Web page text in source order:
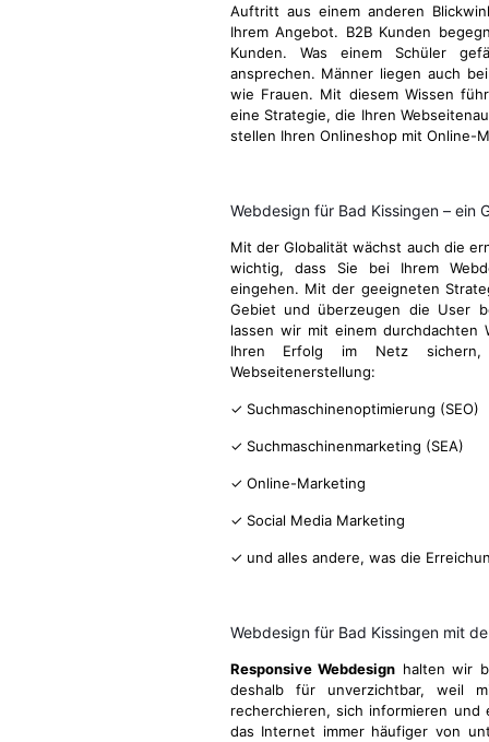
Auftritt aus einem anderen
Ihrem Angebot. B2B Kunden
Kunden. Was einem Schüler
ansprechen. Männer liegen auch
wie Frauen. Mit diesem Wissen
eine Strategie, die Ihren
stellen Ihren Onlineshop mit Online-
Webdesign für Bad Kissingen – ein
Mit der Globalität wächst auch die
wichtig, dass Sie bei Ihrem
eingehen. Mit der geeigneten
Gebiet und überzeugen die User
lassen wir mit einem durchdachten
Ihren Erfolg im Netz sichern,
Webseitenerstellung:
✓ Suchmaschinenoptimierung (SEO)
✓ Suchmaschinenmarketing (SEA)
✓ Online-Marketing
✓ Social Media Marketing
✓ und alles andere, was die
Webdesign für Bad Kissingen mit
Responsive Webdesign halten wir
deshalb für unverzichtbar, weil
recherchieren, sich informieren
das Internet immer häufiger von